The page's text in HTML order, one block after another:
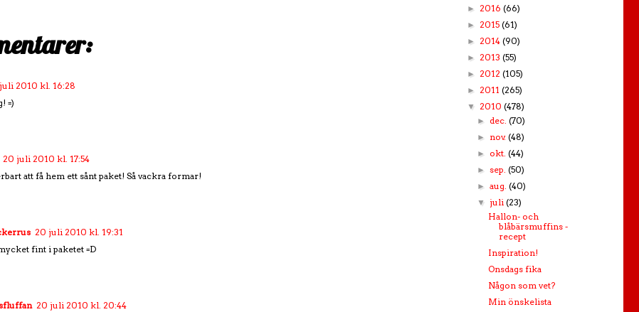
2010 kl. 16:28
=)
20 juli 2010 kl. 17:54
att få hem ett sånt paket! Så vackra formar!
20 juli 2010 kl. 19:31
fint i paketet =D
20 juli 2010 kl. 20:44
► 2016 (66)
► 2015 (61)
► 2014 (90)
► 2013 (55)
► 2012 (105)
► 2011 (265)
▼ 2010 (478)
► dec.(70)
► nov.(48)
► okt.(44)
►sep.(50)
►aug.(40)
▼ juli(23)
Hallon- och
blåbärsmuffins -
recept
Inspiration!
Onsdags fika
Någon som vet?
Min önskelista